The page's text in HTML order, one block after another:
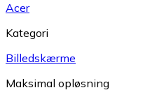
Acer
Kategori
Billedskærme
Maksimal opløsning